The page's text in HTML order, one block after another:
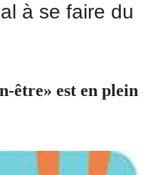
à se faire du
être» est en plein